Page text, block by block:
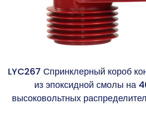
LYC267 Спринклерный короб
из эпоксидной смолы на
высоковольтных